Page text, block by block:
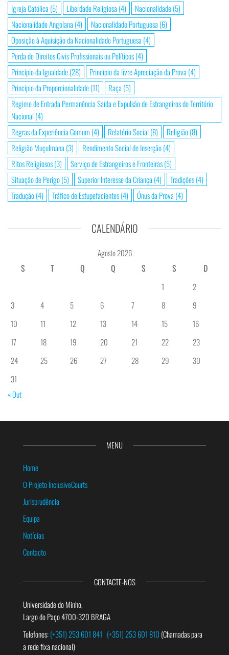
Igreja Católica (5) Liberdade Religiosa (4) Nacionalidade(5)
Nacionalidade Angolana (4) Nacionalidade Portuguesa (6)
Oposição à Aquisição da Nacionalidade Portuguesa (4)
Perda de Direitos Civis Profissionais ou Políticos(4)
Princípio da Igualdade(28) Princípio da livre Apreciação da Prova (4)
Princípio da Proporcionalidade(11) Raça (5)
Regime de Entrada Permanência Saída e Expulsão de Estrangeiros do Território
Nacional (4)
Regras da Experiência Comum (4) Relatório Social (8) Religião(8)
Religião Muçulmana (3) Rendimento Social de Inserção(4)
Ritos Religiosos(3) Serviço de Estrangeiros e Fronteiras(5)
Situação de Perigo(5) Superior Interesse da Criança (4) Tradições(4)
Tradução(4) Tráfico de Estupefacientes(4) Ónus da Prova (4)
CALENDÁRIO
Agosto 2026
S
T Q Q S S
D
1
2
3
4 5 6 7 8
9
10
11 12 13 14 15
16
17
18 19 20 21 22
23
24
25 26 27 28 29
30
31
« Out
MENU
Home
O Projeto InclusiveCourts
Jurisprudência
Equipa
Notícias
Contacto
CONTACTE-NOS
Universidade do Minho,
Largo do Paço 4700-320 BRAGA
Telefones:(+351) 253 601 841 (+351) 253 601 810 (Chamadas para
a rede fixa nacional)